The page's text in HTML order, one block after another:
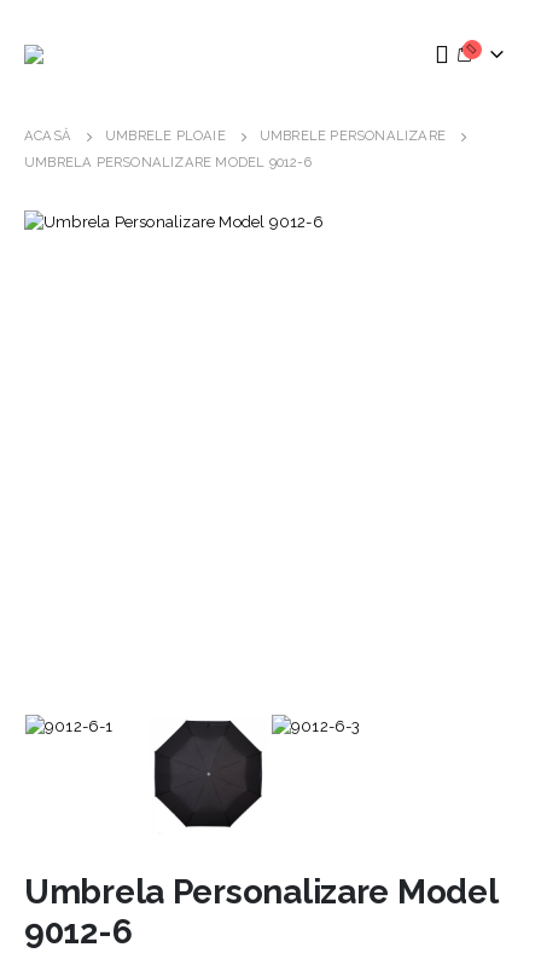
ACASĂ UMBRELE PLOAIE
UMBRELE PERSONALIZARE
UMBRELA PERSONALIZARE MODEL 9012-6
Umbrela Personalizare Model
9012-6